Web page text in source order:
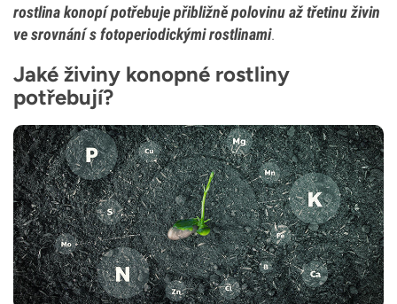
rostlina konopí potřebuje přibližně polovinu až třetinu živin
ve srovnání s fotoperiodickými rostlinami.
Jaké živiny konopné rostliny
potřebují?